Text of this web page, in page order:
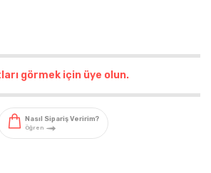
görmek için üye olun.